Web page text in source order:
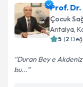
Uzm. Dr.
oluşturun. Size
takvim
Prof.
Çocuk
Antalya,
5 (2
Duran Bey e
bu...